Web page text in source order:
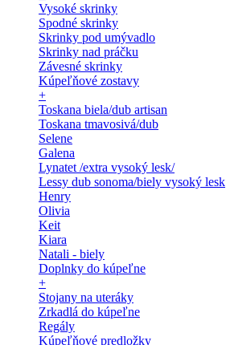
Vysoké skrinky
Spodné skrinky
Skrinky pod umývadlo
Skrinky nad práčku
Závesné skrinky
Kúpeľňové zostavy
+
Toskana biela/dub artisan
Toskana tmavosivá/dub
Selene
Galena
Lynatet /extra vysoký lesk/
Lessy dub sonoma/biely vysoký lesk
Henry
Olivia
Keit
Kiara
Natali - biely
Doplnky do kúpeľne
+
Stojany na uteráky
Zrkadlá do kúpeľne
Regály
Kúpeľňové predložky